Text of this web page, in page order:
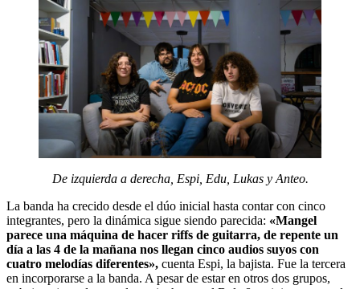
De izquierda a derecha, Espi, Edu, Lukas y Anteo.
La banda ha crecido desde el dúo inicial hasta contar con cinco
integrantes, pero la dinámica sigue siendo parecida: «Mangel
parece una máquina de hacer riffs de guitarra, de repente un
día a las 4 de la mañana nos llegan cinco audios suyos con
cuatro melodías diferentes», cuenta Espi, la bajista. Fue la tercera
en incorporarse a la banda. A pesar de estar en otros dos grupos,